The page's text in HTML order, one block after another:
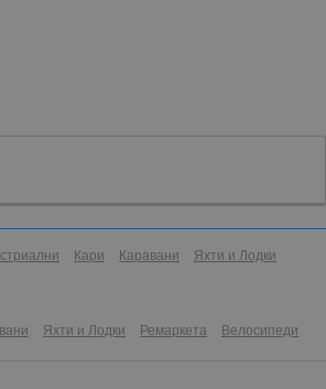
Кари Каравани
Яхти и Лодки
Яхти и Лодки Ремаркета Велосипеди